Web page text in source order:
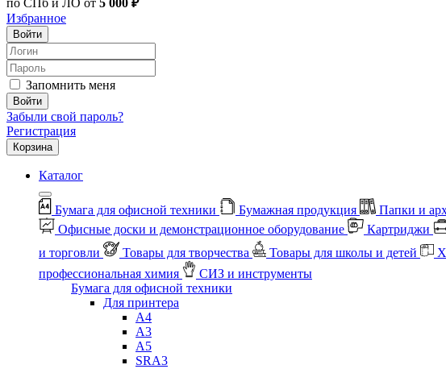
Избранное
Войти
Запомнить меня
Войти
Забыли свой пароль?
Регистрация
Корзина
Каталог
Бумага для офисной техники Бумажная продукция Папки и
Офисные доски и демонстрационное оборудование
Картриджи
и торговли
Товары для творчества Товары для школы и детей
профессиональная химия
СИЗ и инструменты
Бумага для офисной техники
Для принтера
А4
А3
А5
SRA3